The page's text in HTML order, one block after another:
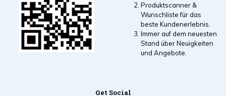
Produktscanner &
Wunschliste für das
beste Kundenerlebnis.
Immer auf dem neuesten
Stand über Neuigkeiten
und Angebote.
Get Social